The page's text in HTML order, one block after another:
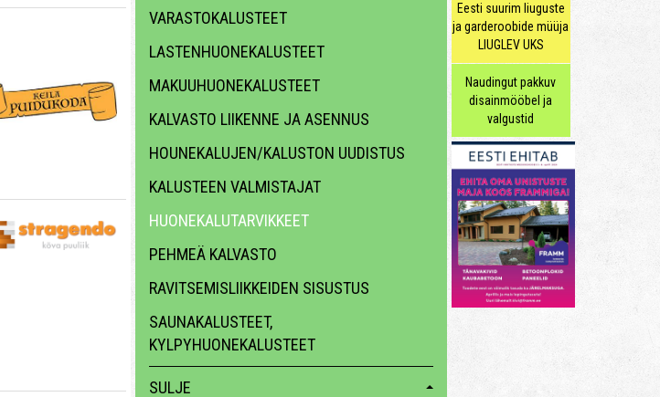
VARASTOKALUSTEET
LASTENHUONEKALUSTEET
MAKUUHUONEKALUSTEET
KALVASTO LIIKENNE JA ASENNUS
HOUNEKALUJEN/KALUSTON UUDISTUS
KALUSTEEN VALMISTAJAT
HUONEKALUTARVIKKEET
PEHMEÄ KALVASTO
RAVITSEMISLIIKKEIDEN SISUSTUS
SAUNAKALUSTEET,
KYLPYHUONEKALUSTEET
SULJE
Eesti suurim liuguste
ja garderoobide müüja
LIUGLEV UKS
Naudingut pakkuv
disainmööbel ja
valgustid